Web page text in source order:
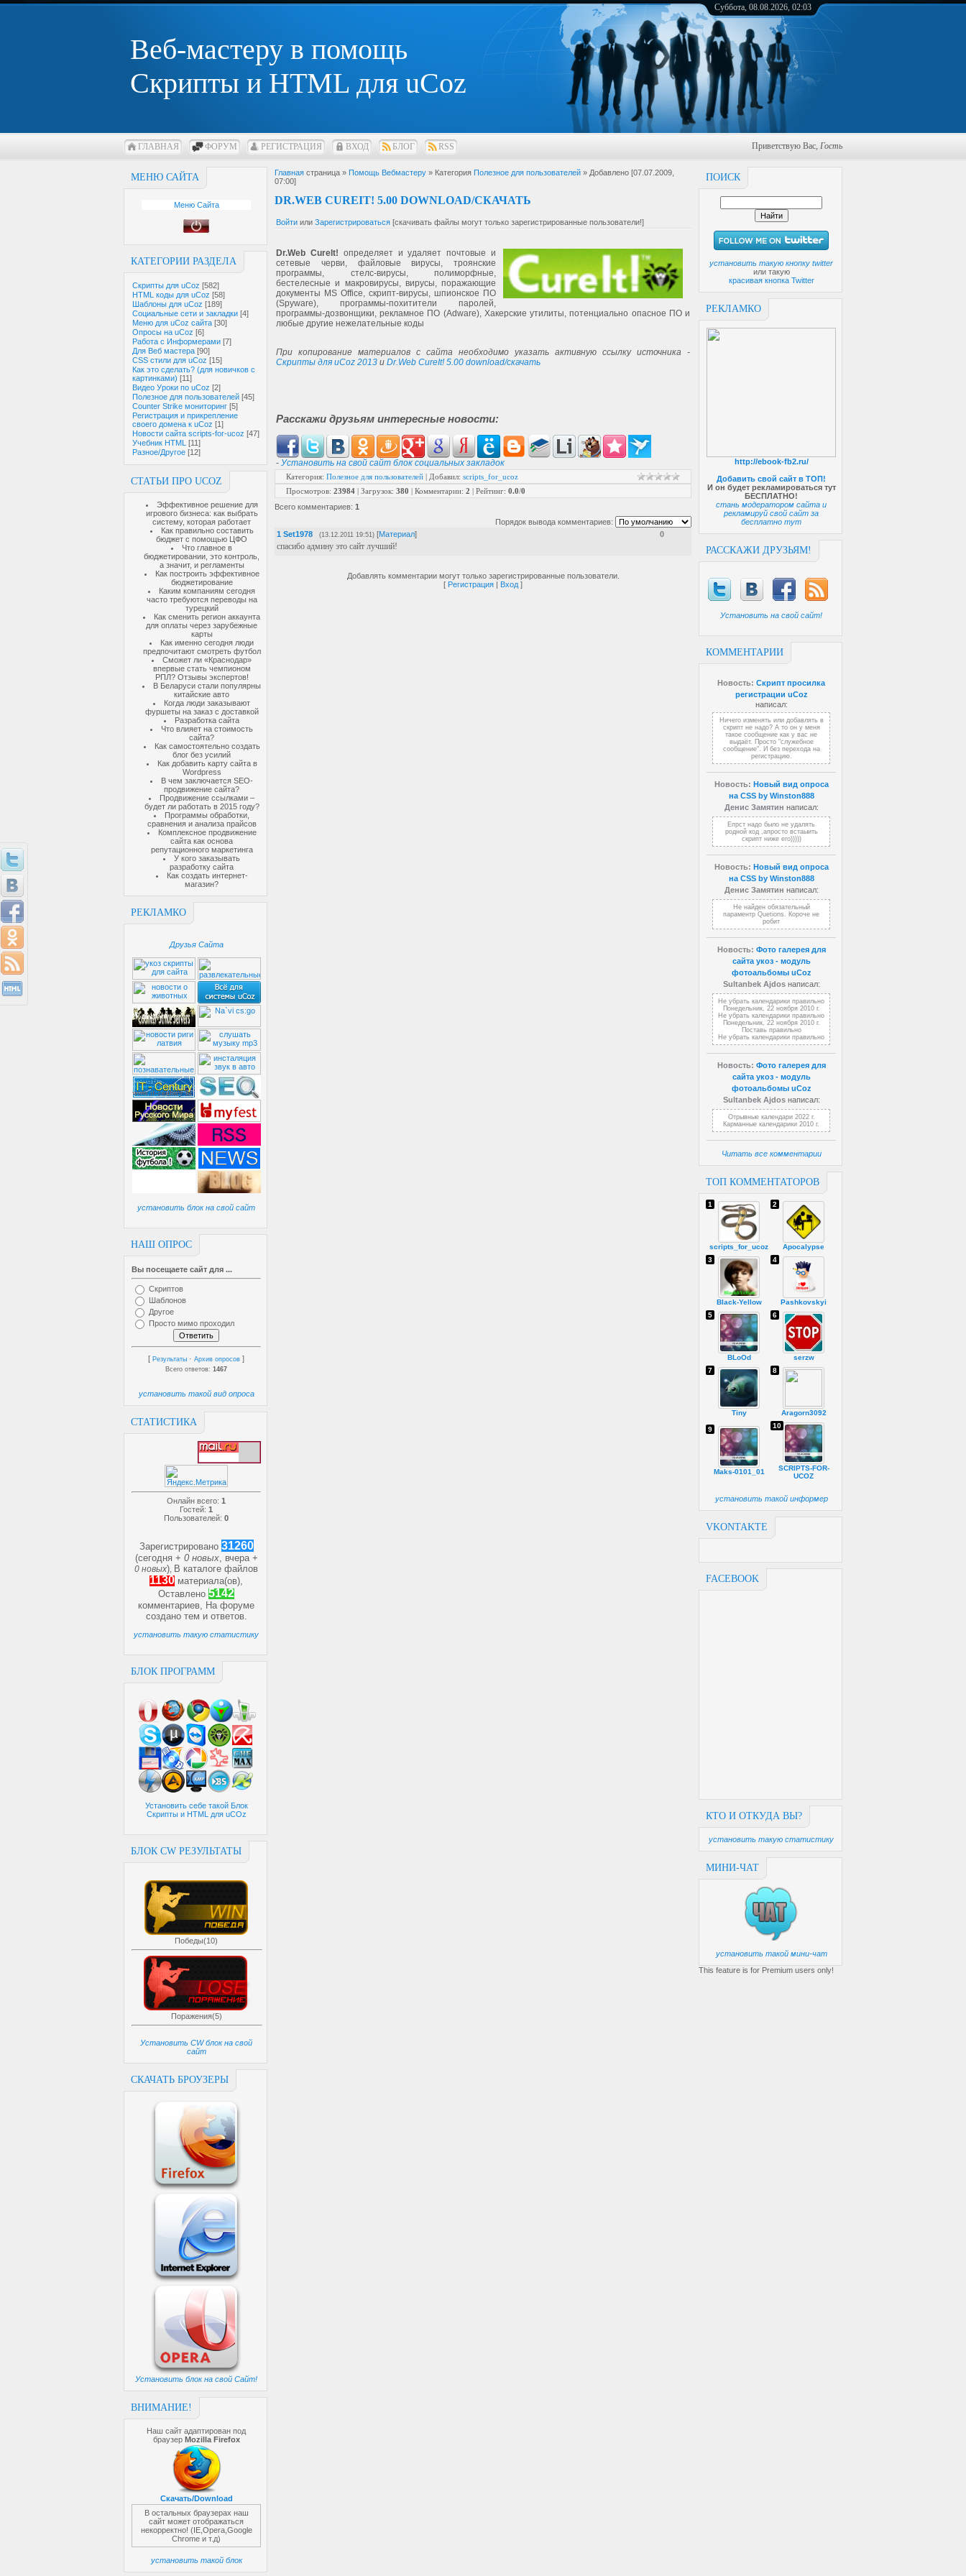
Веб-мастеру в помощь
Скрипты и HTML для uCoz
Суббота, 08.08.2026, 02:03
ГЛАВНАЯ ФОРУМ РЕГИСТРАЦИЯ ВХОД БЛОГ RSS Приветствую Вас, Гость
МЕНЮ САЙТА
Меню Сайта
КАТЕГОРИИ РАЗДЕЛА
Скрипты для uCoz [582]
HTML коды для uCoz [58]
Шаблоны для uCoz [189]
Социальные сети и закладки [4]
Меню для uCoz сайта [30]
Опросы на uCoz [6]
Работа с Информерами [7]
Для Веб мастера [90]
CSS стили для uCoz [15]
Как это сделать? (для новичков с
картинками) [11]
Видео Уроки по uCoz [2]
Полезное для пользователей [45]
Counter Strike мониторинг [5]
Регистрация и прикрепление
своего домена к uCoz [1]
Новости сайта scripts-for-ucoz [47]
Учебник HTML [11]
Разное/Другое [12]
СТАТЬИ ПРО UCOZ
Эффективное решение для
игрового бизнеса: как выбрать
систему, которая работает
Как правильно составить
бюджет с помощью ЦФО
Что главное в
бюджетировании, это контроль,
а значит, и регламенты
Как построить эффективное
бюджетирование
Каким компаниям сегодня
часто требуются переводы на
турецкий
Как сменить регион аккаунта
для оплаты через зарубежные
карты
Как именно сегодня люди
предпочитают смотреть футбол
Сможет ли «Краснодар»
впервые стать чемпионом
РПЛ? Отзывы экспертов!
В Беларуси стали популярны
китайские авто
Когда люди заказывают
фуршеты на заказ с доставкой
Разработка сайта
Что влияет на стоимость
сайта?
Как самостоятельно создать
блог без усилий
Как добавить карту сайта в
Wordpress
В чем заключается SEO-
продвижение сайта?
Продвижение ссылками –
будет ли работать в 2015 году?
Программы обработки,
сравнения и анализа прайсов
Комплексное продвижение
сайта как основа
репутационного маркетинга
У кого заказывать
разработку сайта
Как создать интернет-
магазин?
РЕКЛАМКО
Друзья Сайта
установить блок на свой сайт
НАШ ОПРОС
Вы посещаете сайт для ...
Скриптов
Шаблонов
Другое
Просто мимо проходил
[ Результаты · Архив опросов ]
Всего ответов: 1467
установить такой вид опроса
СТАТИСТИКА
Онлайн всего: 1
Гостей: 1
Пользователей: 0
Зарегистрировано 31260
(сегодня + 0 новых, вчера +
0 новых) В каталоге файлов
1130 материала(ов),
Оставлено 5142
комментариев, На форуме
создано тем и ответов.
установить такую статистику
БЛОК ПРОГРАММ
Установить себе такой Блок
Скрипты и HTML для uCOz
БЛОК CW РЕЗУЛЬТАТЫ
Победы(10)
Поражения(5)
Установить CW блок на свой
сайт
СКАЧАТЬ БРОУЗЕРЫ
Установить блок на свой Сайт!
ВНИМАНИЕ!
Наш сайт адаптирован под
браузер Mozilla Firefox
Скачать/Download
В остальных браузерах наш
сайт может отображаться
некорректно! (IE,Opera,Google
Chrome и т.д)
установить такой блок
ПОИСК
установить такую кнопку twitter
или такую
красивая кнопка Twitter
РЕКЛАМКО
http://ebook-fb2.ru/
Добавить свой сайт в ТОП!
И он будет рекламироваться тут
БЕСПЛАТНО!
стань модератором сайта и
рекламируй свой сайт за
бесплатно тут
РАССКАЖИ ДРУЗЬЯМ!
Установить на свой сайт!
КОММЕНТАРИИ
Новость: Скрипт просилка
регистрации uCoz
написал:
Ничего изменять или добавлять в
скрипт не надо? А то он у меня
такое сообщение как у вас не
выдаёт. Просто "служебное
сообщение". И без перехода на
регистрацию.
Новость: Новый вид опроса
на CSS by Winston888
Денис Замятин написал:
Епрст надо было не удалять
родной код ,апросто встаыить
скрипт ниже его)))))
Новость: Новый вид опроса
на CSS by Winston888
Денис Замятин написал:
Не найден обязательный
параментр Quetions. Короче не
робит
Новость: Фото галерея для
сайта укоз - модуль
фотоальбомы uCoz
Sultanbek Ajdosнаписал:
Не убрать календарики правильно
Понедельник, 22 ноября 2010 г.
Не убрать календарики правильно
Понедельник, 22 ноября 2010 г.
Поставь правильно
Не убрать календарики правильно
Новость: Фото галерея для
сайта укоз - модуль
фотоальбомы uCoz
Sultanbek Ajdosнаписал:
Отрывные календари 2022 г.
Карманные календарики 2010 г.
Читать все комментарии
ТОП КОММЕНТАТОРОВ
scripts_for_ucoz
1
Apocalypse
2
Black-Yellow
3
Pashkovskyi
4
BLoOd
5
serzw
6
Tiny
7
Aragorn3092
8
Maks-0101_01
9
SCRIPTS-FOR-
UCOZ
10
установить такой информер
VKONTAKTE
FACEBOOK
КТО И ОТКУДА ВЫ?
установить такую статистику
МИНИ-ЧАТ
установить такой мини-чат
This feature is for Premium users only!
Главная страница » Помощь Вебмастеру » Категория Полезное для пользователей » Добавлено [07.07.2009,
07:00]
DR.WEB CUREIT! 5.00 DOWNLOAD/СКАЧАТЬ
Войти или Зарегистрироваться [скачивать файлы могут только зарегистрированные пользователи!]
Dr.Web CureIt! определяет и удаляет почтовые и
сетевые черви, файловые вирусы, троянские
программы, стелс-вирусы, полиморфные,
бестелесные и макровирусы, вирусы, поражающие
документы MS Office, скрипт-вирусы, шпионское ПО
(Spyware), программы-похитители паролей,
программы-дозвонщики, рекламное ПО (Adware), Хакерские утилиты, потенциально опасное ПО и
любые другие нежелательные коды
При копирование материалов с сайта необходимо указать активную ссылку источника -
Скрипты для uCoz 2013 и Dr.Web CureIt! 5.00 download/скачать
Расскажи друзьям интересные новости:
- Установить на свой сайт блок социальных закладок
Категория: Полезное для пользователей | Добавил: scripts_for_ucoz
Просмотров: 23984 | Загрузок: 380 | Комментарии: 2 | Рейтинг: 0.0/0
Всего комментариев: 1
Порядок вывода комментариев:
0
1 Set1978 (13.12.2011 19:51) [Материал]
спасибо админу это сайт лучший!
Добавлять комментарии могут только зарегистрированные пользователи.
[ Регистрация | Вход ]